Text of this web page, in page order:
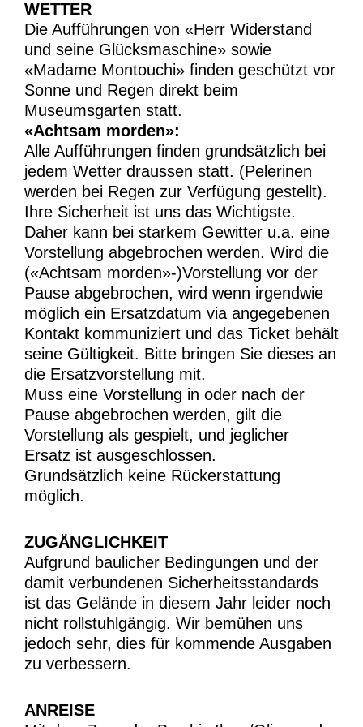
WETTER
Die Aufführungen von «Herr Widerstand
und seine Glücksmaschine» sowie
«Madame Montouchi» finden geschützt vor
Sonne und Regen direkt beim
Museumsgarten statt.
«Achtsam morden»:
Alle Aufführungen finden grundsätzlich bei
jedem Wetter draussen statt. (Pelerinen
werden bei Regen zur Verfügung gestellt).
Ihre Sicherheit ist uns das Wichtigste.
Daher kann bei starkem Gewitter u.a. eine
Vorstellung abgebrochen werden. Wird die
(«Achtsam morden»-)Vorstellung vor der
Pause abgebrochen, wird wenn irgendwie
möglich ein Ersatzdatum via angegebenen
Kontakt kommuniziert und das Ticket behält
seine Gültigkeit. Bitte bringen Sie dieses an
die Ersatzvorstellung mit.
Muss eine Vorstellung in oder nach der
Pause abgebrochen werden, gilt die
Vorstellung als gespielt, und jeglicher
Ersatz ist ausgeschlossen.
Grundsätzlich keine Rückerstattung
möglich.
ZUGÄNGLICHKEIT
Aufgrund baulicher Bedingungen und der
damit verbundenen Sicherheitsstandards
ist das Gelände in diesem Jahr leider noch
nicht rollstuhlgängig. Wir bemühen uns
jedoch sehr, dies für kommende Ausgaben
zu verbessern.
ANREISE